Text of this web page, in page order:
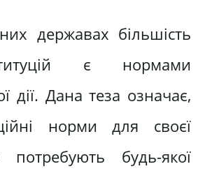
державах більшість
є нормами
дії. Дана теза означає,
норми для своєї
потребують будь-якої